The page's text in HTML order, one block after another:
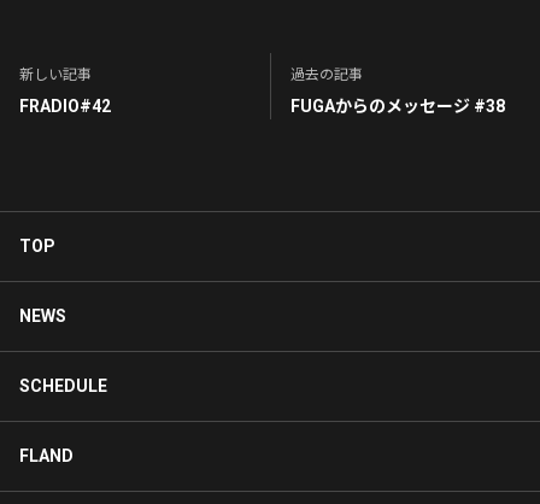
新しい記事
FRADIO#42
過去の記事
FUGAからのメッセージ #38
TOP
NEWS
SCHEDULE
FLAND